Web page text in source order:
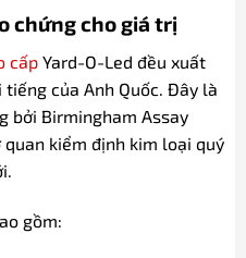
chứng cho giá trị
cấpYard-O-Led đều xuất
của Anh Quốc. Đây là
bởi Birmingham Assay
kiểm định kim loại quý
gồm: